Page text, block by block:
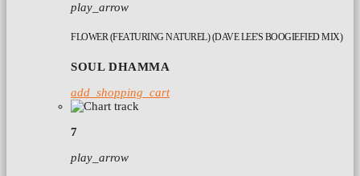
play_arrow
FLOWER (FEATURING NATUREL) (DAVE LEE'S BOOGIEFIED MIX)
SOUL DHAMMA
add_shopping_cart
7
play_arrow